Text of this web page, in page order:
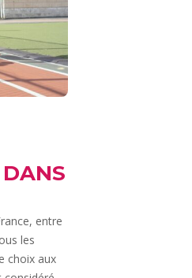
entre
les
choix aux